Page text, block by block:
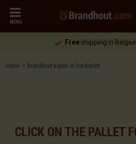
MENU
Freeshipping in
Home Brandhout kopen in Dordrecht